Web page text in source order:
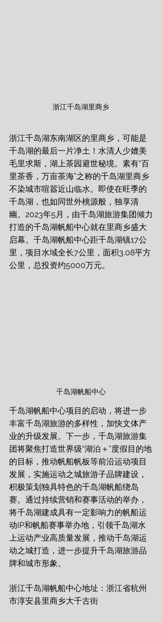
浙江千岛湖里商乡
浙江千岛湖东南湖区的里商乡，可能是
千岛湖的最后一片净土！水清人少媲美
毛里求斯，湖上茶园避世秘境。素有“百
里茶香，万亩茶海”之称的千岛湖里商乡
不染城市喧嚣近山临水。即使在旺季的
千岛湖，也如同世外桃源般，独享清
幽。2023年5月，由千岛湖旅游集团倾力
打造的千岛湖帆船中心就在里商乡盛大
启幕。千岛湖帆船中心距千岛湖镇17公
里，项目水域全长7公里，面积3.08平方
公里，总投资约5000万元。
千岛湖帆船中心
千岛湖帆船中心项目的启动，将进一步
丰富千岛湖旅游的多样性，加快文体产
业的升级发展。下一步，千岛湖旅游集
团将聚焦打造世界级“湖泊＋”度假目的地
的目标，推动帆船帆板等前沿运动项目
发展，实施运动之城旅游子品牌建设，
积极策划独具特色的千岛湖帆船绕岛
赛。通过持续营销和赛事活动的举办，
将千岛湖建成具有一定影响力的帆船运
动IP和帆船赛事举办地，引领千岛湖水
上运动产业高质量发展，推动千岛湖运
动之城打造，进一步提升千岛湖旅游品
牌和城市形象。
浙江千岛湖帆船中心地址：浙江省杭州
市淳安县里商乡大千古街